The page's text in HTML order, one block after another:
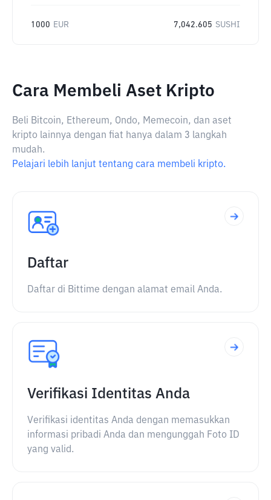
1000 EUR 7,042.605 SUSHI
Cara Membeli Aset Kripto
Beli Bitcoin, Ethereum, Ondo, Memecoin, dan aset
kripto lainnya dengan fiat hanya dalam 3 langkah
mudah.
Pelajari lebih lanjut tentang cara membeli kripto.
Daftar
Daftar di Bittime dengan alamat email Anda.
Verifikasi Identitas Anda
Verifikasi identitas Anda dengan memasukkan
informasi pribadi Anda dan mengunggah Foto ID
yang valid.